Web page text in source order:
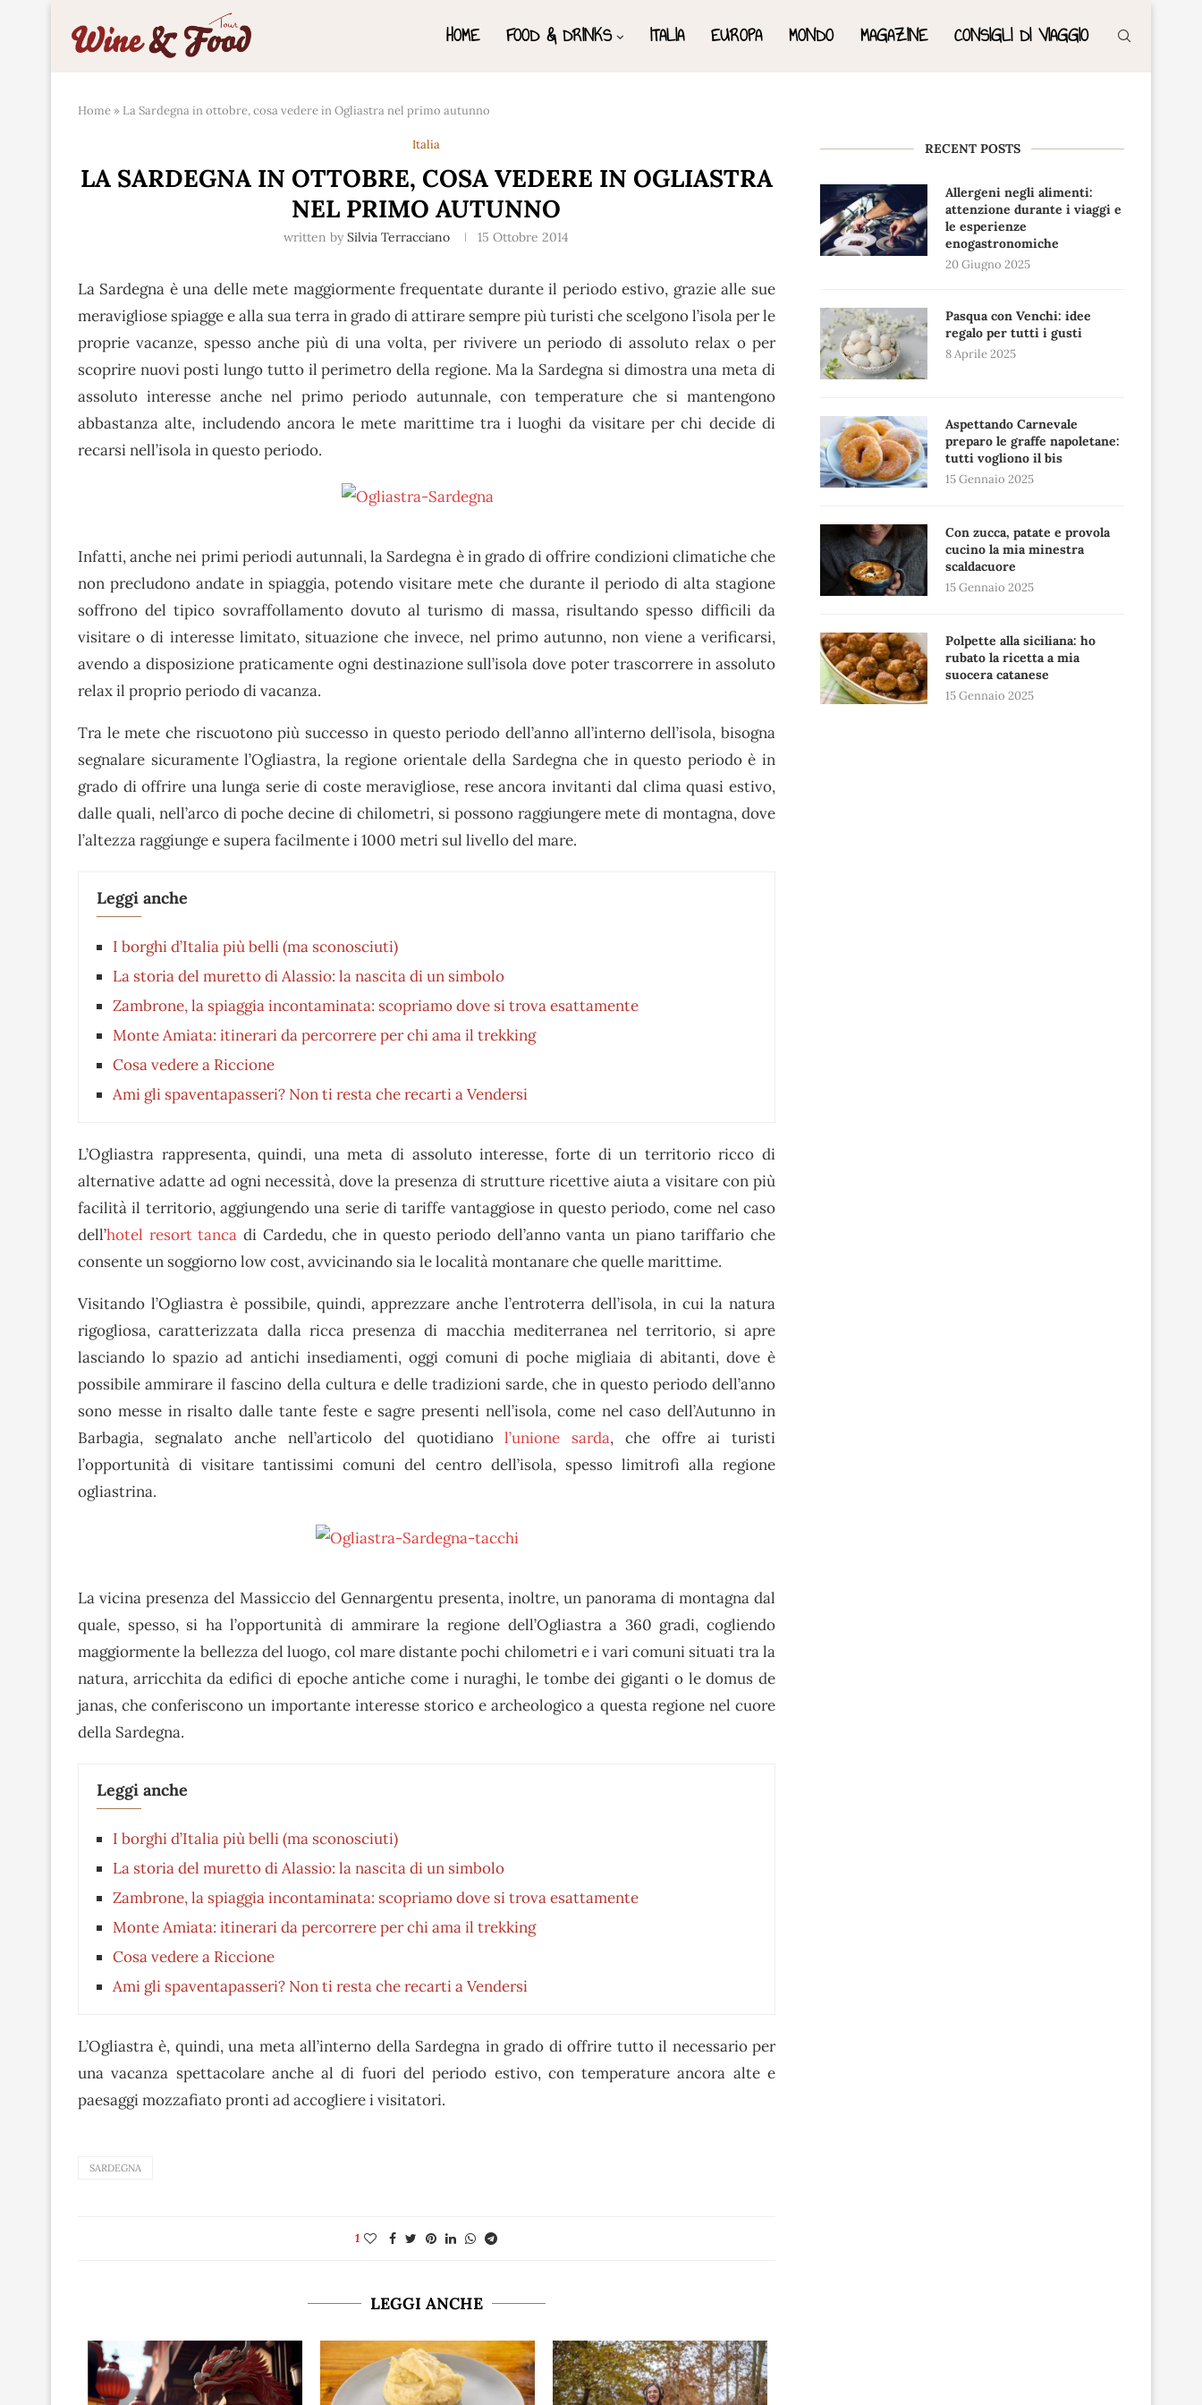
HOME FOOD & DRINKS ITALIA EUROPA MONDO MAGAZINE CONSIGLI DI VIAGGIO
Home » La Sardegna in ottobre, cosa vedere in Ogliastra nel primo autunno
Italia
LA SARDEGNA IN OTTOBRE, COSA VEDERE IN OGLIASTRA
NEL PRIMO AUTUNNO
written bySilvia Terracciano 15 Ottobre 2014
La Sardegna è una delle mete maggiormente frequentate durante il periodo estivo, grazie alle sue
meravigliose spiagge e alla sua terra in grado di attirare sempre più turisti che scelgono l’isola per le
proprie vacanze, spesso anche più di una volta, per rivivere un periodo di assoluto relax o per
scoprire nuovi posti lungo tutto il perimetro della regione. Ma la Sardegna si dimostra una meta di
assoluto interesse anche nel primo periodo autunnale, con temperature che si mantengono
abbastanza alte, includendo ancora le mete marittime tra i luoghi da visitare per chi decide di
recarsi nell’isola in questo periodo.
Infatti, anche nei primi periodi autunnali, la Sardegna è in grado di offrire condizioni climatiche che
non precludono andate in spiaggia, potendo visitare mete che durante il periodo di alta stagione
soffrono del tipico sovraffollamento dovuto al turismo di massa, risultando spesso difficili da
visitare o di interesse limitato, situazione che invece, nel primo autunno, non viene a verificarsi,
avendo a disposizione praticamente ogni destinazione sull’isola dove poter trascorrere in assoluto
relax il proprio periodo di vacanza.
Tra le mete che riscuotono più successo in questo periodo dell’anno all’interno dell’isola, bisogna
segnalare sicuramente l’Ogliastra, la regione orientale della Sardegna che in questo periodo è in
grado di offrire una lunga serie di coste meravigliose, rese ancora invitanti dal clima quasi estivo,
dalle quali, nell’arco di poche decine di chilometri, si possono raggiungere mete di montagna, dove
l’altezza raggiunge e supera facilmente i 1000 metri sul livello del mare.
Leggi anche
I borghi d’Italia più belli (ma sconosciuti)
La storia del muretto di Alassio: la nascita di un simbolo
Zambrone, la spiaggia incontaminata: scopriamo dove si trova esattamente
Monte Amiata: itinerari da percorrere per chi ama il trekking
Cosa vedere a Riccione
Ami gli spaventapasseri? Non ti resta che recarti a Vendersi
L’Ogliastra rappresenta, quindi, una meta di assoluto interesse, forte di un territorio ricco di
alternative adatte ad ogni necessità, dove la presenza di strutture ricettive aiuta a visitare con più
facilità il territorio, aggiungendo una serie di tariffe vantaggiose in questo periodo, come nel caso
dell’hotel resort tanca di Cardedu, che in questo periodo dell’anno vanta un piano tariffario che
consente un soggiorno low cost, avvicinando sia le località montanare che quelle marittime.
Visitando l’Ogliastra è possibile, quindi, apprezzare anche l’entroterra dell’isola, in cui la natura
rigogliosa, caratterizzata dalla ricca presenza di macchia mediterranea nel territorio, si apre
lasciando lo spazio ad antichi insediamenti, oggi comuni di poche migliaia di abitanti, dove è
possibile ammirare il fascino della cultura e delle tradizioni sarde, che in questo periodo dell’anno
sono messe in risalto dalle tante feste e sagre presenti nell’isola, come nel caso dell’Autunno in
Barbagia, segnalato anche nell’articolo del quotidianol’unione sarda, che offre ai turisti
l’opportunità di visitare tantissimi comuni del centro dell’isola, spesso limitrofi alla regione
ogliastrina.
La vicina presenza del Massiccio del Gennargentu presenta, inoltre, un panorama di montagna dal
quale, spesso, si ha l’opportunità di ammirare la regione dell’Ogliastra a 360 gradi, cogliendo
maggiormente la bellezza del luogo, col mare distante pochi chilometri e i vari comuni situati tra la
natura, arricchita da edifici di epoche antiche come i nuraghi, le tombe dei giganti o le domus de
janas, che conferiscono un importante interesse storico e archeologico a questa regione nel cuore
della Sardegna.
Leggi anche
I borghi d’Italia più belli (ma sconosciuti)
La storia del muretto di Alassio: la nascita di un simbolo
Zambrone, la spiaggia incontaminata: scopriamo dove si trova esattamente
Monte Amiata: itinerari da percorrere per chi ama il trekking
Cosa vedere a Riccione
Ami gli spaventapasseri? Non ti resta che recarti a Vendersi
L’Ogliastra è, quindi, una meta all’interno della Sardegna in grado di offrire tutto il necessario per
una vacanza spettacolare anche al di fuori del periodo estivo, con temperature ancora alte e
paesaggi mozzafiato pronti ad accogliere i visitatori.
SARDEGNA
1
LEGGI ANCHE
RECENT POSTS
Allergeni negli alimenti:
attenzione durante i viaggi e
le esperienze
enogastronomiche
20 Giugno 2025
Pasqua con Venchi: idee
regalo per tutti i gusti
8 Aprile 2025
Aspettando Carnevale
preparo le graffe napoletane:
tutti vogliono il bis
15 Gennaio 2025
Con zucca, patate e provola
cucino la mia minestra
scaldacuore
15 Gennaio 2025
Polpette alla siciliana: ho
rubato la ricetta a mia
suocera catanese
15 Gennaio 2025